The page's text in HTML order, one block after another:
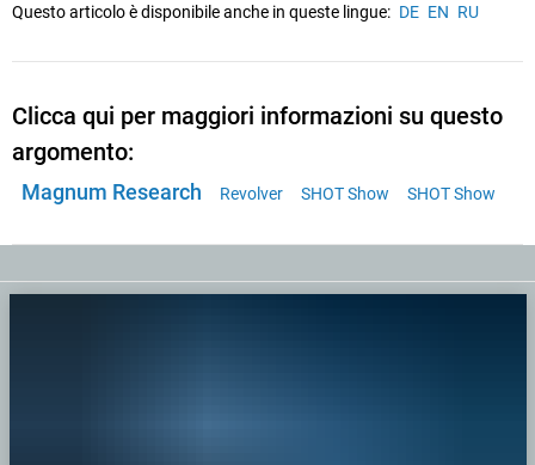
Questo articolo è disponibile anche in queste lingue: DE EN RU
Clicca qui per maggiori informazioni su questo
argomento:
Magnum Research Revolver SHOT Show SHOT Show